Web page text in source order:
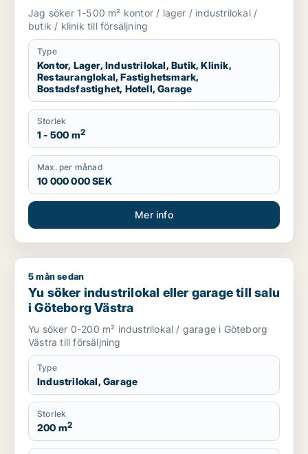
fastighetsmark, bostadsfastighet, hotell
eller garage till salu i Linköping,
Falkenberg eller Varberg m.fl.
Jag söker 1-500 m² kontor / lager / industrilokal /
butik / klinik till försäljning
Type
Kontor, Lager, Industrilokal, Butik, Klinik,
Restauranglokal, Fastighetsmark,
Bostadsfastighet, Hotell, Garage
Storlek
1 - 500 m2
Max. per månad
10 000 000 SEK
Mer info
Yu söker industrilokal eller garage till salu i Göteborg Västra
5 mån sedan
Yu söker industrilokal eller garage till salu
i Göteborg Västra
Yu söker 0-200 m² industrilokal / garage i Göteborg
Västra till försäljning
Type
Industrilokal, Garage
Storlek
200 m2